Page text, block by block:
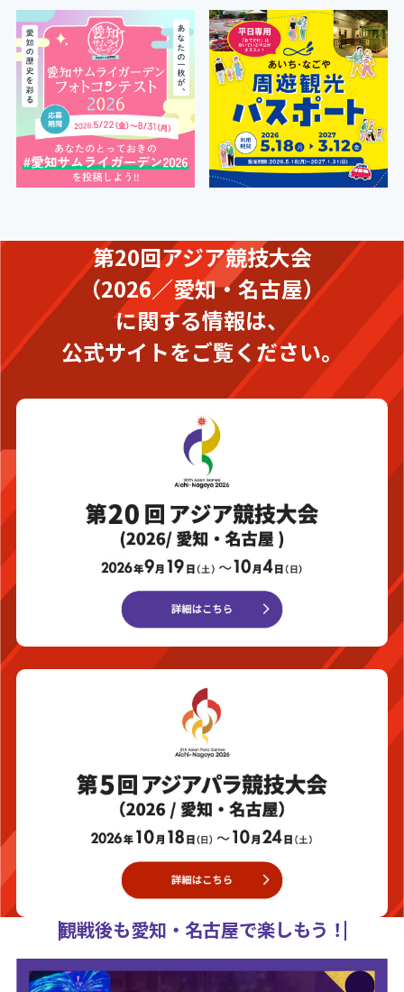
第20回アジア競技大会
（2026／愛知・名古屋）
に関する情報は、
公式サイトをご覧ください。
観戦後も愛知・名古屋で楽しもう！